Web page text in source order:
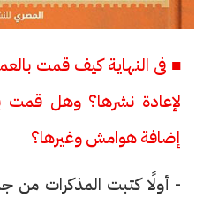
■ فى النهاية كيف قمت
لإعادة نشرها؟ وهل قمت
إضافة هوامش وغيرها؟
- أولًا كتبت المذكرات من